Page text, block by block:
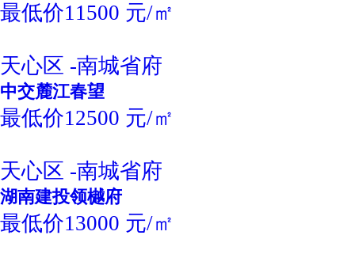
最低价11500 元/㎡
天心区 -南城省府
中交麓江春望
最低价12500 元/㎡
天心区 -南城省府
湖南建投领樾府
最低价13000 元/㎡